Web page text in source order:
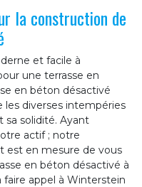
la construction de
et facile à
une terrasse en
en béton désactivé
diverses intempéries
sa solidité. Ayant
actif ; notre
est en mesure de vous
en béton désactivé à
faire appel à Winterstein